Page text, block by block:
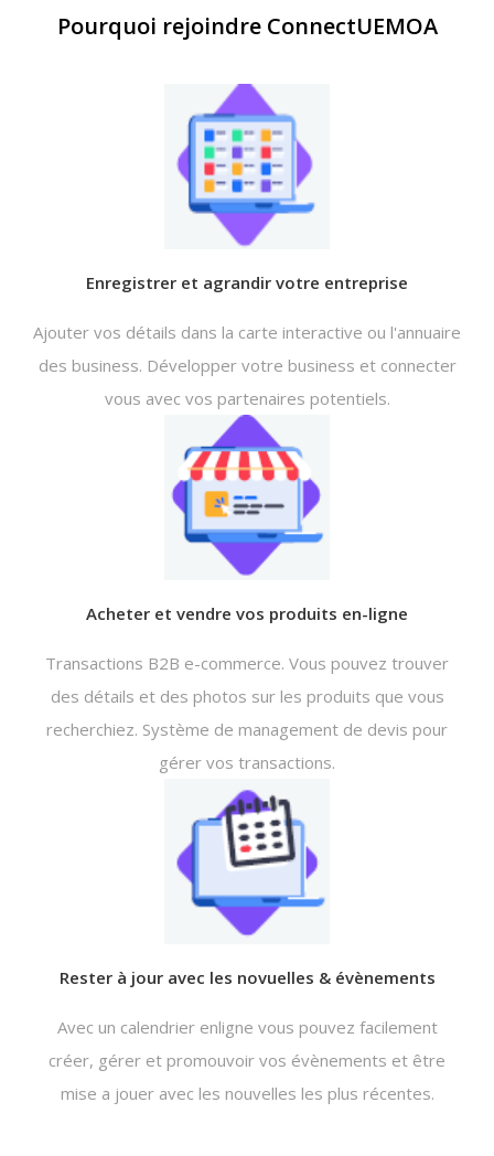
Pourquoi rejoindre ConnectUEMOA
Enregistrer et agrandir votre entreprise
Ajouter vos détails dans la carte interactive ou l'annuaire
des business. Développer votre business et connecter
vous avec vos partenaires potentiels.
Acheter et vendre vos produits en-ligne
Transactions B2B e-commerce. Vous pouvez trouver
des détails et des photos sur les produits que vous
recherchiez. Système de management de devis pour
gérer vos transactions.
Rester à jour avec les novuelles & évènements
Avec un calendrier enligne vous pouvez facilement
créer, gérer et promouvoir vos évènements et être
mise a jouer avec les nouvelles les plus récentes.